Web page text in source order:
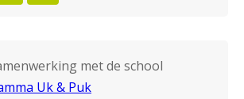
met de school
Uk & Puk